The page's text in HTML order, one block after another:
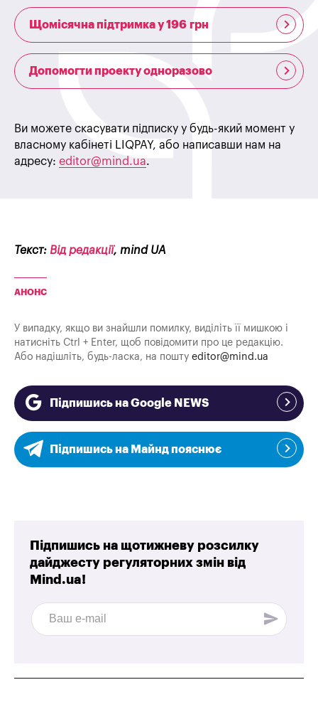
Щомісячна підтримка у 196 грн
Допомогти проекту одноразово
Ви можете скасувати підписку у будь-який момент у
власному кабінеті LIQPAY, або написавши нам на
адресу: editor@mind.ua.
Текст: Від редакції, mind UA
АНОНС
У випадку, якщо ви знайшли помилку, виділіть її мишкою і
натисніть Ctrl + Enter, щоб повідомити про це редакцію.
Або надішліть, будь-ласка, на пошту editor@mind.ua
Підпишись на Google NEWS
Підпишись на Майнд пояснює
Підпишись на щотижневу розсилку
дайджесту регуляторних змін від
Mind.ua!